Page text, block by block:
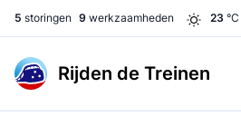
5 storingen 9 werkzaamheden 23 °C
Rijden de Treinen